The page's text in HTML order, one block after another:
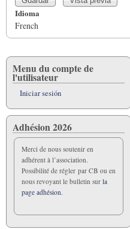
Idioma
French
Menu du compte de
l'utilisateur
Iniciar sesión
Adhésion 2026
Merci de nous soutenir en
adhérent à l’association.
Possibilité de régler par CB ou en
nous revoyant le bulletin sur la
page adhésion.